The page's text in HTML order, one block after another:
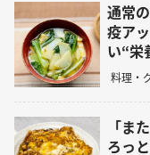
通常
疫ア
い“栄
料理・
「ま
ろっ